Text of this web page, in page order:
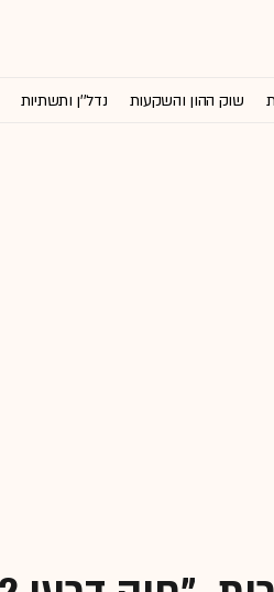
שוק ההון והשקעות נדל''ן ותשתיות